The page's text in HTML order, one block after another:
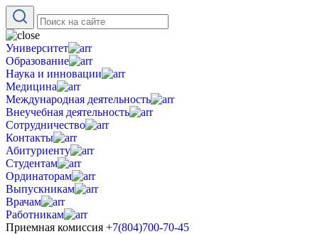
Университет
Образование
Наука и инновации
Медицина
Международная деятельность
Внеучебная деятельность
Сотрудничество
Контакты
Абитуриенту
Студентам
Ординаторам
Выпускникам
Врачам
Работникам
Приемная комиссия +7(804)700-70-45